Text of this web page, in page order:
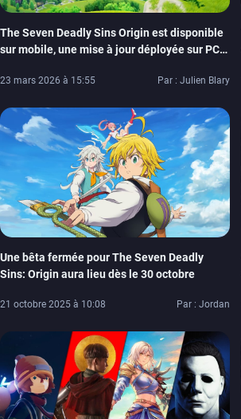
The Seven Deadly Sins Origin est disponible
sur mobile, une mise à jour déployée sur PC
23 mars 2026 à 15:55 Par : Julien Blary
Une bêta fermée pour The Seven Deadly
Sins: Origin aura lieu dès le 30 octobre
21 octobre 2025 à 10:08 Par : Jordan